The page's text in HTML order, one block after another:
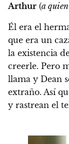
Arthur (a
Él era el
que era un
la existencia
creerle. Pero
llama y Dean
extraño. Así
y rastrean el